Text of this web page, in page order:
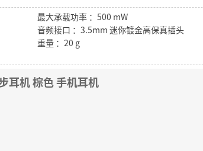
最大承载功率 ：500 mW
音频接口 ：3.5mm 迷你镀金高保真插头
重量 ：20 g
耳机 棕色 手机耳机